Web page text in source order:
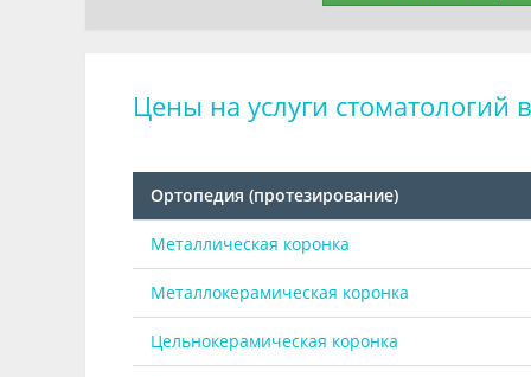
Цены на услуги стоматологий
Ортопедия (протезирование)
Металлическая коронка
Металлокерамическая коронка
Цельнокерамическая коронка